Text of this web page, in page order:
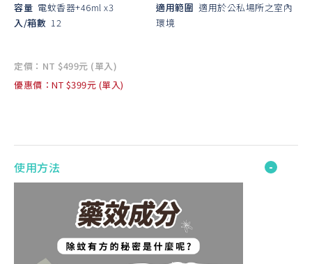
容量 電蚊香器+46ml x3
入/箱數 12
適用範圍 適用於公私場所之室內
環境
定價：NT $499元 (單入)
優惠價：NT $399元 (單入)
使用方法